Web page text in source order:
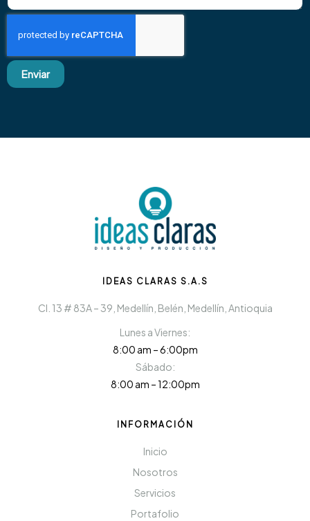
Enviar
IDEAS CLARAS S.A.S
Cl. 13 # 83A – 39, Medellín, Belén, Medellín, Antioquia
Lunes a Viernes:
8:00 am – 6:00pm
Sábado:
8:00 am – 12:00pm
INFORMACIÓN
Inicio
Nosotros
Servicios
Portafolio